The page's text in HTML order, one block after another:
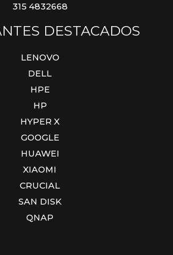
315 4832668
DESTACADOS
LENOVO
DELL
HPE
HP
HYPER X
GOOGLE
HUAWEI
XIAOMI
CRUCIAL
SAN DISK
QNAP